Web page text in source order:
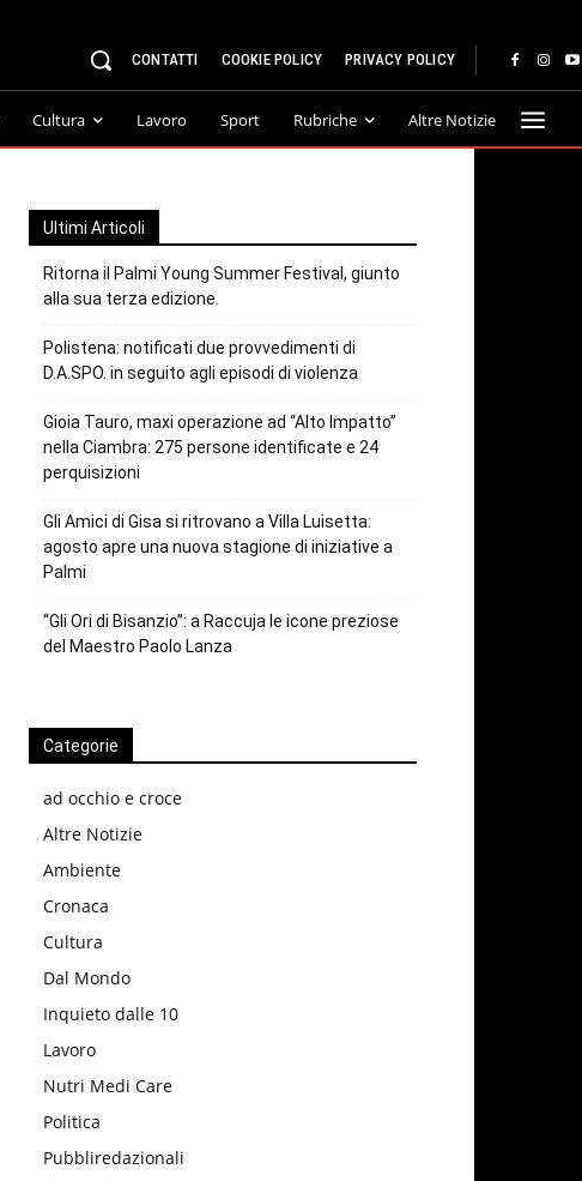
CONTATTI COOKIE POLICY PRIVACY POLICY
Cultura Lavoro Sport Rubriche Altre Notizie
Ultimi Articoli
Ritorna il Palmi Young Summer Festival, giunto
alla sua terza edizione.
Polistena: notificati due provvedimenti di
D.A.SPO. in seguito agli episodi di violenza
Gioia Tauro, maxi operazione ad “Alto Impatto”
nella Ciambra: 275 persone identificate e 24
perquisizioni
Gli Amici di Gisa si ritrovano a Villa Luisetta:
agosto apre una nuova stagione di iniziative a
Palmi
“Gli Ori di Bisanzio”: a Raccuja le icone preziose
del Maestro Paolo Lanza
Categorie
ad occhio e croce
Altre Notizie
Ambiente
Cronaca
Cultura
Dal Mondo
Inquieto dalle 10
Lavoro
Nutri Medi Care
Politica
Pubbliredazionali